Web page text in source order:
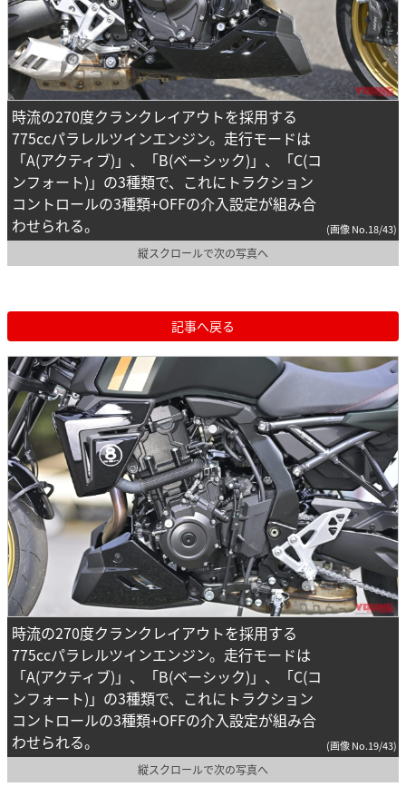
時流の270度クランクレイアウトを採用する
775ccパラレルツインエンジン。走行モードは
「A(アクティブ)」、「B(ベーシック)」、「C(コ
ンフォート)」の3種類で、これにトラクション
コントロールの3種類+OFFの介入設定が組み合
わせられる。
(画像 No.18/43)
縦スクロールで次の写真へ
記事へ戻る
時流の270度クランクレイアウトを採用する
775ccパラレルツインエンジン。走行モードは
「A(アクティブ)」、「B(ベーシック)」、「C(コ
ンフォート)」の3種類で、これにトラクション
コントロールの3種類+OFFの介入設定が組み合
わせられる。
(画像 No.19/43)
縦スクロールで次の写真へ